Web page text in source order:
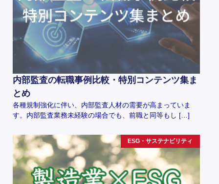
内部監査の転職事例比較・特別コンテンツ集ま
とめ
各種規制強化に伴い、内部監査人材の需要が高まっていま
す。内部監査業務未経験の場合でも、前職と同等もし […]
ESG・サステナビリティ